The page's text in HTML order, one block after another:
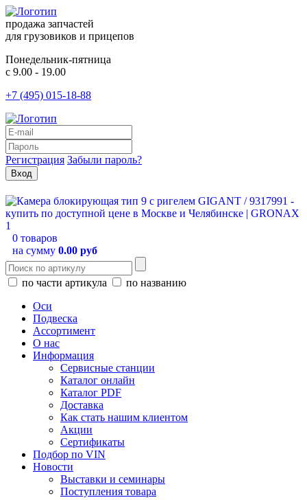
продажа запчастей
для грузовиков и прицепов
Понедельник-пятница
с 9.00 - 19.00
+7 (495) 015-18-88
Регистрация Забыли пароль?
0 товаров
на сумму 0.00 руб
по части артикула
по названию
Оси
Подвеска
Ассортимент
О нас
Информация
Сервисные станции
Каталог онлайн
Каталог PDF
Доставка
Как стать нашим клиентом
Акции
Сертификаты
Подбор по VIN
Новости
Выставки и семинары
Поступления товара